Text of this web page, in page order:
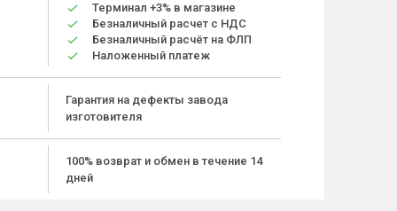
Терминал +3% в магазине
Безналичный расчет с НДС
Безналичный расчёт на ФЛП
Наложенный платеж
Гарантия на дефекты завода
изготовителя
100% возврат и обмен в течение 14
дней